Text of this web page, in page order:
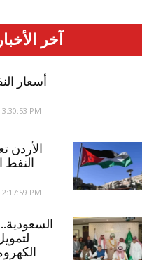
آخر الأخبار
PM
الأردن
النفط
PM